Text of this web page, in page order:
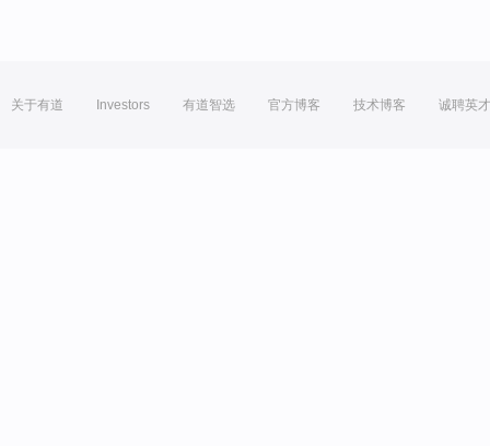
关于有道 Investors 有道智选 官方博客 技术博客 诚聘英才